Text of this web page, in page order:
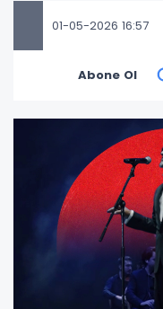
01-05-2026 16:57
Abone Ol